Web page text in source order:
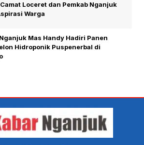
Loceret dan Pemkab Nganjuk
Warga
Mas Handy Hadiri Panen
Hidroponik Puspenerbal di